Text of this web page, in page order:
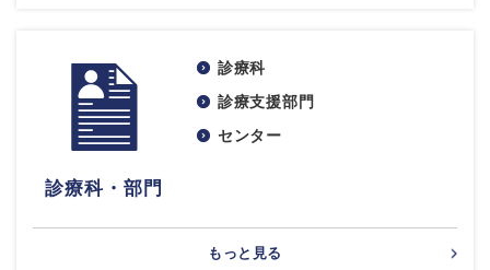
診療科・部門
診療科
診療支援部門
センター
もっと見る